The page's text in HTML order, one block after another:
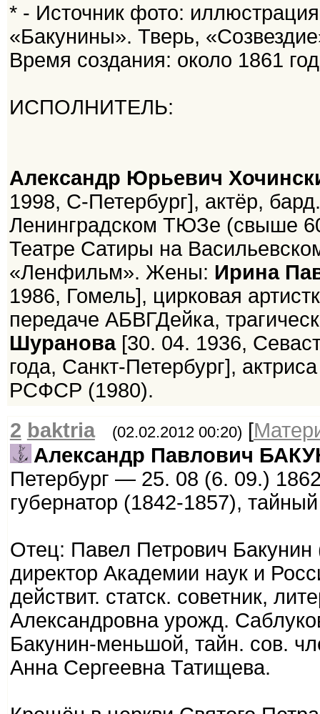
* - Источник фото:
«Бакунины». Тверь,
Время создания: около 1861
ИСПОЛНИТЕЛЬ:
Александр Юрьевич
1998, С-Петербург], актёр,
Ленинградском ТЮЗе (свыше
Театре Сатиры на
«Ленфильм». Жены: Ирина
1986, Гомель], цирковая
передаче АБВГДейка,
Шуранова[30. 04. 1936,
года, Санкт-Петербург],
РСФСР (1980).
2 baktria (02.02.2012 00:20) [
Александр Павлович
Петербург — 25. 08 (6. 09.)
губернатор (1842-1857),
Отец: Павел Петрович
директор Академии наук и
действит. статск. советник,
Александровна урожд.
Бакунин-меньшой, тайн. сов.
Анна Сергеевна Татищева.